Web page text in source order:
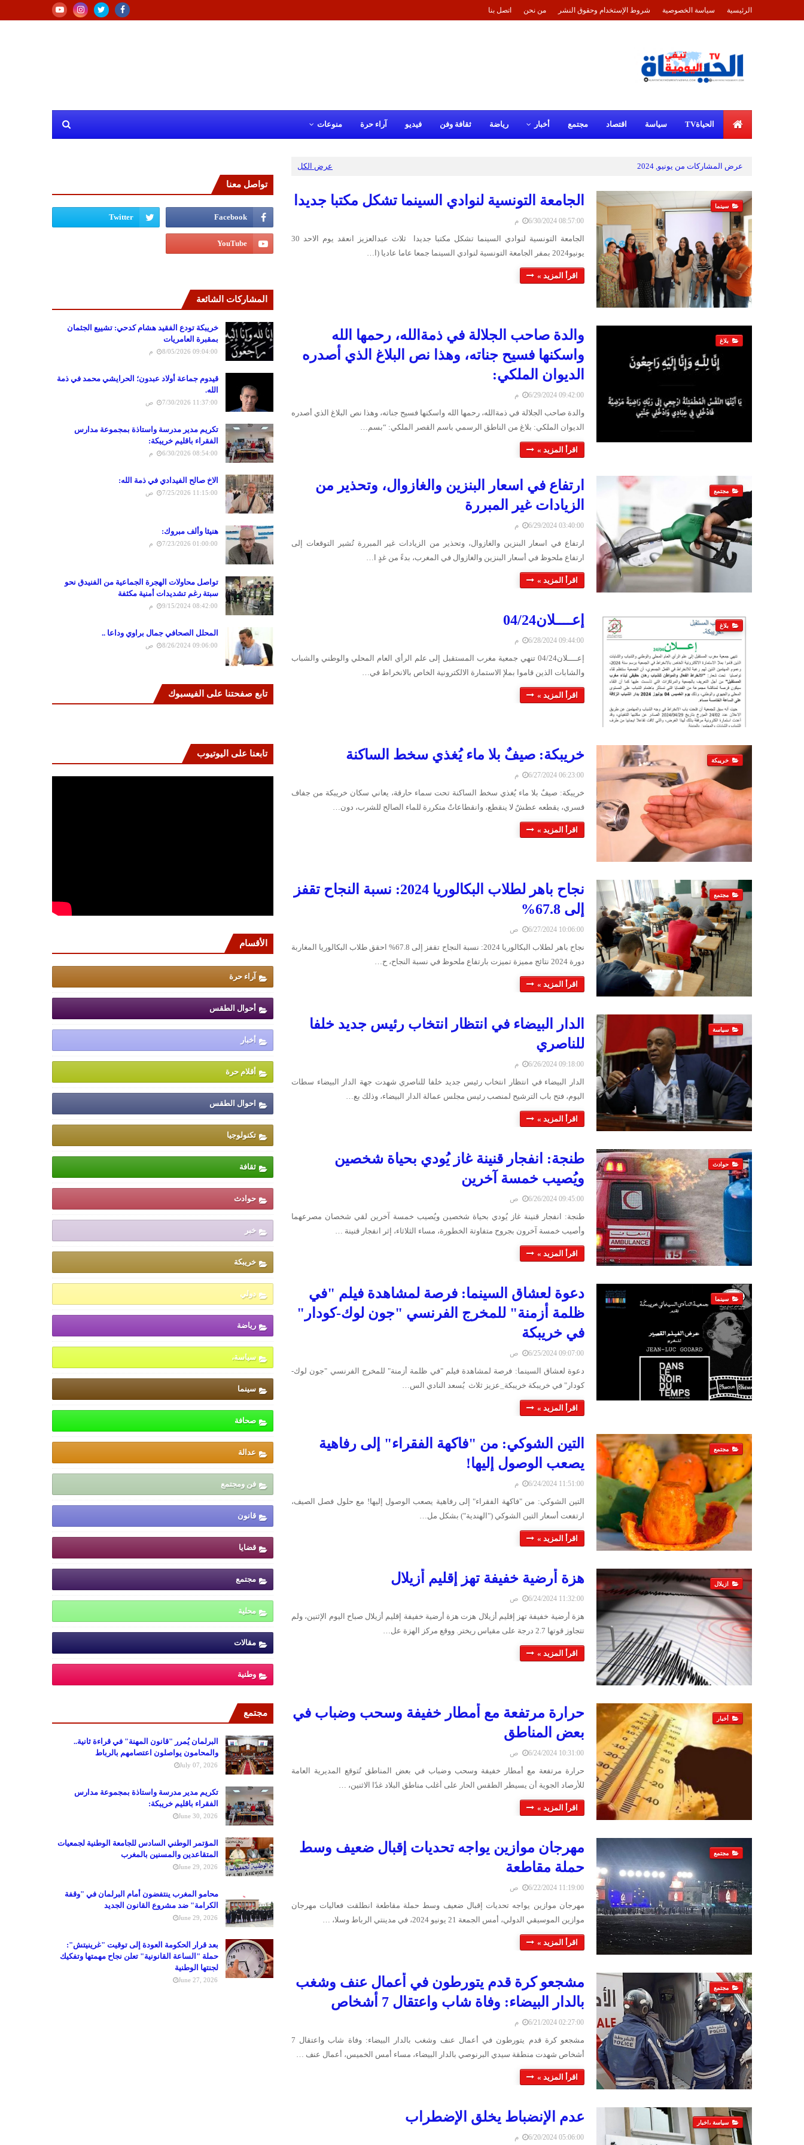
الرئيسية سياسة الخصوصية شروط الإستخدام وحقوق النشر من نحن اتصل بنا
الحياةTV سياسة اقتصاد مجتمع أخبار رياضة ثقافة وفن فيديو آراء حرة منوعات
عرض المشاركات من يونيو, 2024 عرض الكل
سينما الجامعة التونسية لنوادي السينما تشكل مكتبا جديدا
6/30/2024 08:57:00 م
الجامعة التونسية لنوادي السينما تشكل مكتبا جديدا ثلاث عبدالعزيز انعقد يوم الاحد 30
يونيو2024 بمفر الجامعة التونسية لنوادي السينما جمعا عاما عاديا (ا…
اقرأ المزيد »
بلاغ
والدة صاحب الجلالة في ذمةالله، رحمها الله
واسكنها فسيح جناته، وهذا نص البلاغ الذي أصدره
الديوان الملكي:
6/29/2024 09:42:00 م
والدة صاحب الجلالة في ذمةالله، رحمها الله واسكنها فسيح جناته، وهذا نص البلاغ الذي أصدره
الديوان الملكي: بلاغ من الناطق الرسمي باسم القصر الملكي: “بسم…
اقرأ المزيد »
مجتمع
ارتفاع في اسعار البنزين والغازوال، وتحذير من
الزيادات غير المبررة
6/29/2024 03:40:00 م
ارتفاع في اسعار البنزين والغازوال، وتحذير من الزيادات غير المبررة تُشير التوقعات إلى
ارتفاع ملحوظ في أسعار البنزين والغازوال في المغرب، بدءً من غدٍ ا…
اقرأ المزيد »
بلاغ إعــــلان04/24
6/28/2024 09:44:00 م
إعــــلان04/24 تنهي جمعية مغرب المستقبل إلى علم الرأي العام المحلي والوطني والشباب
والشابات الذين قاموا بملإ الاستمارة الالكترونية الخاص بالانخراط في…
اقرأ المزيد »
خريبكة خريبكة: صيفٌ بلا ماء يُغذي سخط الساكنة
6/27/2024 06:23:00 م
خريبكة: صيفٌ بلا ماء يُغذي سخط الساكنة تحت سماء حارقة، يعاني سكان خريبكة من جفاف
قسري، يقطعه عطشٌ لا ينقطع، وانقطاعاتٌ متكررة للماء الصالح للشرب، دون…
اقرأ المزيد »
مجتمع
نجاح باهر لطلاب البكالوريا 2024: نسبة النجاح تقفز
إلى 67.8%
6/27/2024 10:06:00 ص
نجاح باهر لطلاب البكالوريا 2024: نسبة النجاح تقفز إلى 67.8% احقق طلاب البكالوريا المغاربة
دورة 2024 نتائج مميزة تميزت بارتفاع ملحوظ في نسبة النجاح، ح…
اقرأ المزيد »
سياسة
الدار البيضاء في انتظار انتخاب رئيس جديد خلفا
للناصري
6/26/2024 09:18:00 م
الدار البيضاء في انتظار انتخاب رئيس جديد خلفا للناصري شهدت جهة الدار البيضاء سطات
اليوم، فتح باب الترشيح لمنصب رئيس مجلس عمالة الدار البيضاء، وذلك بع…
اقرأ المزيد »
حوادث
طنجة: انفجار قنينة غاز يُودي بحياة شخصين
ويُصيب خمسة آخرين
6/26/2024 09:45:00 ص
طنجة: انفجار قنينة غاز يُودي بحياة شخصين ويُصيب خمسة آخرين لقي شخصان مصرعهما
وأصيب خمسة آخرون بجروح متفاوتة الخطورة، مساء الثلاثاء، إثر انفجار قنينة …
اقرأ المزيد »
سينما
دعوة لعشاق السينما: فرصة لمشاهدة فيلم "في
ظلمة أزمنة" للمخرج الفرنسي "جون لوك-كودار"
في خريبكة
6/25/2024 09:07:00 ص
دعوة لعشاق السينما: فرصة لمشاهدة فيلم "في ظلمة أزمنة" للمخرج الفرنسي "جون لوك-
كودار" في خريبكة خريبكة_عزيز ثلاث يُسعد النادي الس…
اقرأ المزيد »
مجتمع
التين الشوكي: من "فاكهة الفقراء" إلى رفاهية
يصعب الوصول إليها!
6/24/2024 11:51:00 م
التين الشوكي: من "فاكهة الفقراء" إلى رفاهية يصعب الوصول إليها! مع حلول فصل الصيف،
ارتفعت أسعار التين الشوكي ("الهندية") بشكل مل…
اقرأ المزيد »
ازيلال هزة أرضية خفيفة تهز إقليم أزيلال
6/24/2024 11:32:00 ص
هزة أرضية خفيفة تهز إقليم أزيلال هزت هزة أرضية خفيفة إقليم أزيلال صباح اليوم الإثنين، ولم
تتجاوز قوتها 2.7 درجة على مقياس ريختر. ووقع مركز الهزة عل…
اقرأ المزيد »
أخبار
حرارة مرتفعة مع أمطار خفيفة وسحب وضباب في
بعض المناطق
6/24/2024 10:31:00 ص
حرارة مرتفعة مع أمطار خفيفة وسحب وضباب في بعض المناطق تُتوقع المديرية العامة
للأرصاد الجوية أن يسيطر الطقس الحار على أغلب مناطق البلاد غدًا الاثنين، …
اقرأ المزيد »
مجتمع
مهرجان موازين يواجه تحديات إقبال ضعيف وسط
حملة مقاطعة
6/22/2024 11:19:00 ص
مهرجان موازين يواجه تحديات إقبال ضعيف وسط حملة مقاطعة انطلقت فعاليات مهرجان
موازين الموسيقي الدولي، أمس الجمعة 21 يونيو 2024، في مدينتي الرباط وسلا، …
اقرأ المزيد »
مجتمع
مشجعو كرة قدم يتورطون في أعمال عنف وشغب
بالدار البيضاء: وفاة شاب واعتقال 7 أشخاص
6/21/2024 02:27:00 م
مشجعو كرة قدم يتورطون في أعمال عنف وشغب بالدار البيضاء: وفاة شاب واعتقال 7
أشخاص شهدت منطقة سيدي البرنوصي بالدار البيضاء، مساء أمس الخميس، أعمال عنف …
اقرأ المزيد »
سياسة ،اخبار عدم الإنضباط يخلق الإضطراب
6/20/2024 05:06:00 م
تواصل معنا
المشاركات الشائعة
خريبكة تودع الفقيد هشام كدحي: تشييع الجثمان
بمقبرة العامريات
8/05/2026 09:04:00 م
قيدوم جماعة أولاد عبدون؛ الحرايشي محمد في ذمة
الله.
7/30/2026 11:37:00 ص
تكريم مدير مدرسة واستاذة بمجموعة مدارس
الفقراء باقليم خريبكة:
6/30/2026 08:54:00 م
الاخ صالح الفيدادي في ذمة الله:
7/25/2026 11:15:00 ص
هنيئا وألف مبروك:
7/23/2026 01:00:00 م
تواصل محاولات الهجرة الجماعية من الفنيدق نحو
سبتة رغم تشديدات أمنية مكثفة
9/15/2024 08:42:00 م
المحلل الصحافي جمال براوي وداعا ..
8/26/2024 09:06:00 ص
تابع صفحتنا على الفيسبوك
تابعنا على اليوتيوب
الأقسام
آراء حرة
أحوال الطقس
أخبار
أقلام حرة
احوال الطقس
تكنولوجيا
ثقافة
حوادث
خبر
خريبكة
دولي
رياضة
سياسة،
سينما
صحافة
عدالة
فن ومجتمع
قانون
قضايا
مجتمع
محلية
مقالات
وطنية
مجتمع
البرلمان يُمرر "قانون المهنة" في قراءة ثانية..
والمحامون يواصلون اعتصامهم بالرباط
July 07, 2026
تكريم مدير مدرسة واستاذة بمجموعة مدارس
الفقراء باقليم خريبكة:
June 30, 2026
المؤتمر الوطني السادس للجامعة الوطنية لجمعيات
المتقاعدين والمسنين بالمغرب
June 29, 2026
محامو المغرب ينتفضون أمام البرلمان في "وقفة
الكرامة" ضد مشروع القانون الجديد
June 29, 2026
بعد قرار الحكومة العودة إلى توقيت "غرينيتش":
حملة "الساعة القانونية" تعلن نجاح مهمتها وتفكيك
لجنتها الوطنية
June 27, 2026